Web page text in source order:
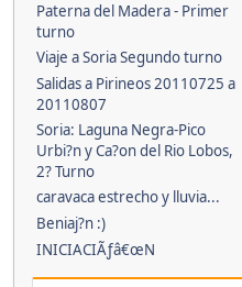
Paterna del Madera - Primer
turno
Viaje a Soria Segundo turno
Salidas a Pirineos 20110725 a
20110807
Soria: Laguna Negra-Pico
Urbi?n y Ca?on del Rio Lobos,
2? Turno
caravaca estrecho y lluvia...
Beniaj?n :)
INICIACIÃƒâ€œN